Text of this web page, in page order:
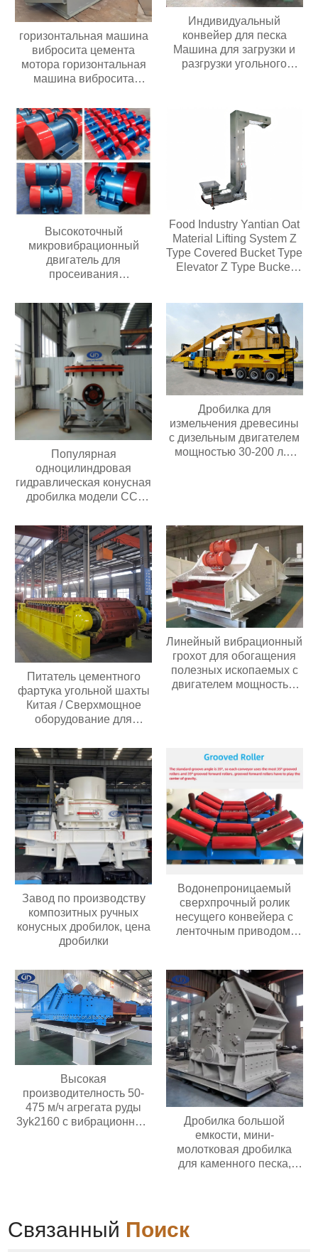
горизонтальная машина
вибросита цемента
мотора горизонтальная
машина вибросита
использована для
зернистого удобрения
Индивидуальный
конвейер для песка
Машина для загрузки и
разгрузки угольного
Цемента пищевых
продуктов
Высокоточный
микровибрационный
двигатель для
просеивания
Food Industry Yantian Oat
Material Lifting System Z
Type Covered Bucket Type
Elevator Z Type Bucket
Популярная
одноцилиндровая
гидравлическая конусная
дробилка модели CC,
подходит для всех видов
дробилок для
переработки руды
Дробилка для
измельчения древесины
с дизельным двигателем
мощностью 30-200 л.с.
Питатель цементного
фартука угольной шахты
Китая / Сверхмощное
оборудование для
пластинчатого фартука
Линейный вибрационный
грохот для обогащения
полезных ископаемых с
двигателем мощностью
слоя
Завод по производству
композитных ручных
конусных дробилок, цена
дробилки
Водонепроницаемый
сверхпрочный ролик
несущего конвейера с
ленточным приводом,
резиновый ролик
Высокая
производителность 50-
475 м/ч агрегата руды
3yk2160 с вибрационным
Дробилка большой
емкости, мини-
молотковая дробилка
для каменного песка,
Связанный Поиск